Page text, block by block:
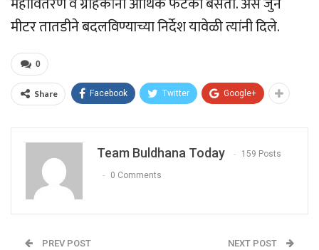
मीटर तातडीने बदलविण्याच्या निर्देश यावेळी त्यांनी दिले.
0
Share Facebook Twitter Google+
Team Buldhana Today 159 Posts
0 Comments
PREV POST NEXT POST